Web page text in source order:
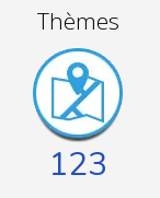
Thèmes
123